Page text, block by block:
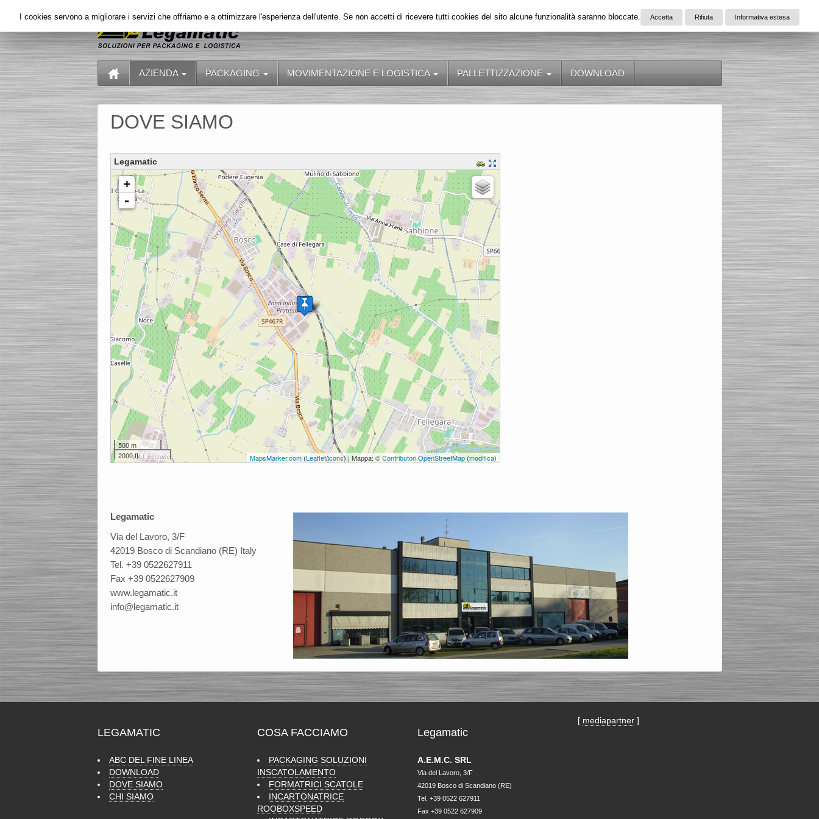
AZIENDA PACKAGING MOVIMENTAZIONE E LOGISTICA PALLETTIZZAZIONE DOWNLOAD
DOVE SIAMO
Legamatic
Caricamento delle mappe in corso - restare in attesa...
+
-
500 m
2000 ft
MapsMarker.com(Leaflet/icons) | Mappa: ©Contributori OpenStreetMap(modifica)
Legamatic
Via del Lavoro, 3/F
42019 Bosco di Scandiano (RE) Italy
Tel. +39 0522627911
Fax +39 0522627909
www.legamatic.it
info@legamatic.it
LEGAMATIC
ABC DEL FINE LINEA
DOWNLOAD
DOVE SIAMO
CHI SIAMO
COSA FACCIAMO
PACKAGING SOLUZIONI
INSCATOLAMENTO
FORMATRICI SCATOLE
INCARTONATRICE
ROOBOXSPEED
Legamatic
A.E.M.C. SRL
Via del Lavoro, 3/F
42019 Bosco di Scandiano (RE)
Tel. +39 0522 627911
Fax +39 0522 627909
[ mediapartner]
I cookies servono a migliorare i servizi che offriamo e a ottimizzare l'esperienza dell'utente. Se non accetti di ricevere tutti cookies del sito alcune funzionalità saranno bloccate. Accetta Rifiuta Informativa estesa